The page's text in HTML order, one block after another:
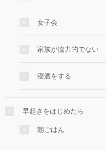
女子会
家族が協力的でない
寝酒をする
早起きをはじめたら
朝ごはん